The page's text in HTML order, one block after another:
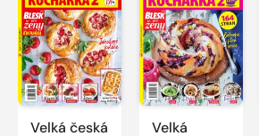
Velká česká
Velká